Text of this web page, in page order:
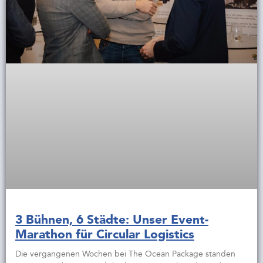
3 Bühnen, 6 Städte: Unser Event-
Marathon für Circular Logistics
Die vergangenen Wochen bei The Ocean Package standen